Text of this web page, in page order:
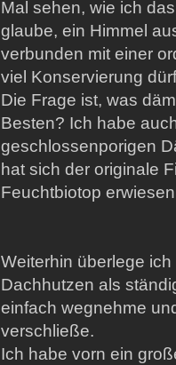
Mal sehen, wie ich
glaube, ein Himmel
verbunden mit einer
viel Konservierung
Die Frage ist, was
Besten? Ich habe
geschlossenporigen
hat sich der originale
Feuchtbiotop
Weiterhin überlege
Dachhutzen als
einfach wegnehme
verschließe.
Ich habe vorn ein